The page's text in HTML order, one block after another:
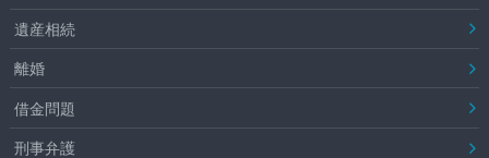
遺産相続
離婚
借金問題
刑事弁護